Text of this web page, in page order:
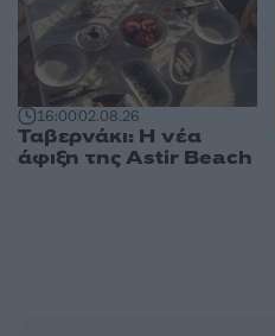
16:0002.08.26
Ταβερνάκι: Η νέα
άφιξη της Astir Beach